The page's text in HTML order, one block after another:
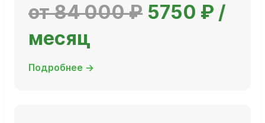
от 84 000 ₽ 5750 ₽ /
месяц
Подробнее →